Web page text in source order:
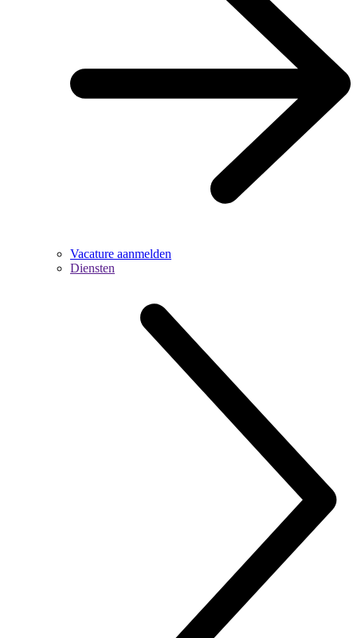
Vacature aanmelden
Diensten